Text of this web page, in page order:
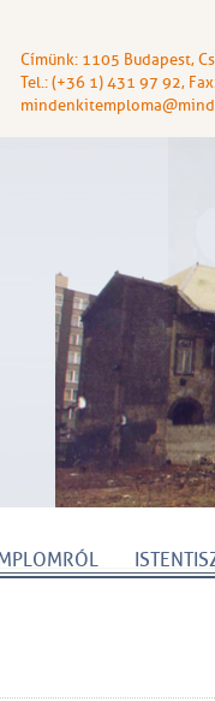
Címünk: 1105 Budapest,
Tel.: (+36 1) 431 97 92,